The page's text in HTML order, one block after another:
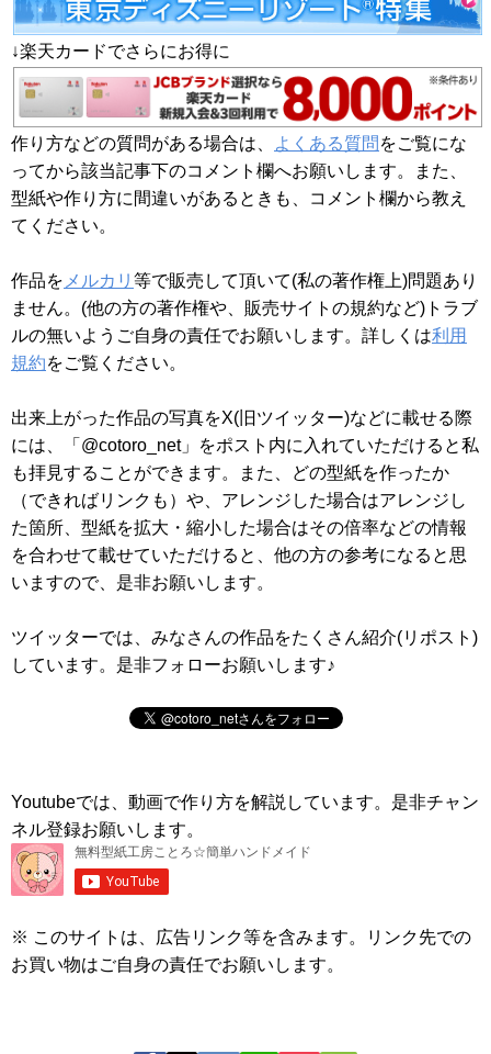
↓楽天カードでさらにお得に
作り方などの質問がある場合は、 よくある質問 をご覧にな
ってから該当記事下のコメント欄へお願いします。また、
型紙や作り方に間違いがあるときも、コメント欄から教え
てください。
作品を メルカリ 等で販売して頂いて(私の著作権上)問題あり
ません。(他の方の著作権や、販売サイトの規約など)トラブ
ルの無いようご自身の責任でお願いします。詳しくは利用
規約をご覧ください。
出来上がった作品の写真をX(旧ツイッター)などに載せる際
には、「@cotoro_net」をポスト内に入れていただけると私
も拝見することができます。また、どの型紙を作ったか
（できればリンクも）や、アレンジした場合はアレンジし
た箇所、型紙を拡大・縮小した場合はその倍率などの情報
を合わせて載せていただけると、他の方の参考になると思
いますので、是非お願いします。
ツイッターでは、みなさんの作品をたくさん紹介(リポスト)
しています。是非フォローお願いします♪
Youtubeでは、動画で作り方を解説しています。是非チャン
ネル登録お願いします。
※ このサイトは、広告リンク等を含みます。リンク先での
お買い物はご自身の責任でお願いします。